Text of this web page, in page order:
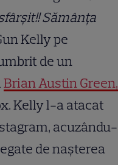
Sămânța
Kelly pe
de un
Brian Austin Green,
Kelly l-a atacat
acuzându-
de nașterea